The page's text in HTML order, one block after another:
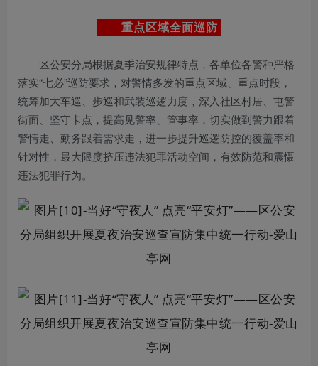
重点区域全面巡防
区公安分局根据夏季治安规律特点，各单位各警种严格
落实“七必”巡防要求，对警情多发的重点区域、重点时段，
统筹加大车巡、步巡和武装巡逻力度，深入社区村居、屯警
街面、坚守卡点，提高见警率、管事率，切实做到警力跟着
警情走、勤务跟着需求走，进一步提升巡逻防控的覆盖率和
针对性，最大限度挤压违法犯罪活动空间，有效防范和震慑
违法犯罪行为。